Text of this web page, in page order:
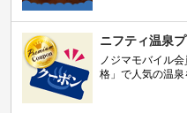
ニフティ温泉
ノジマモバイル
格」で人気の温泉